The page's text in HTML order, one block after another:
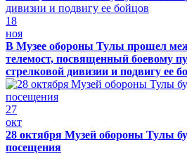
18
ноя
В Музее обороны Тулы прошел
телемост, посвященный боевому
стрелковой дивизии и подвигу ее
27
окт
28 октября Музей обороны Тулы
посещения